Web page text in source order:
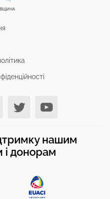
нашим
і донорам